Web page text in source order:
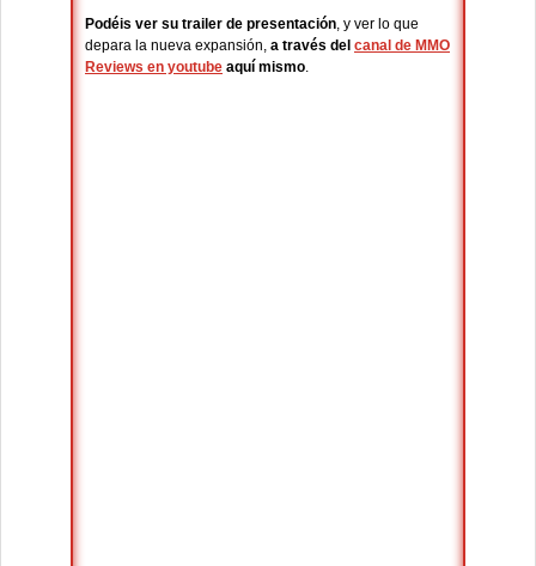
Podéis ver su trailer de presentación, y ver lo que
depara la nueva expansión, a través del canal de MMO
Reviews en youtube aquí mismo.